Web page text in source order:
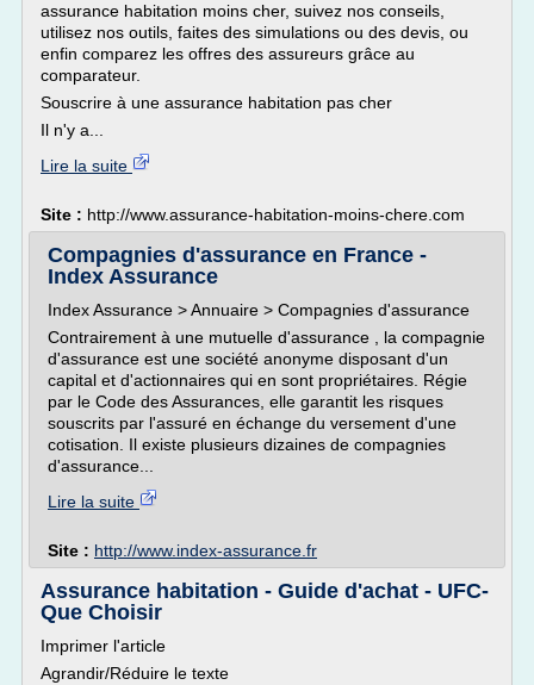
assurance habitation moins cher, suivez nos conseils,
utilisez nos outils, faites des simulations ou des devis, ou
enfin comparez les offres des assureurs grâce au
comparateur.
Souscrire à une assurance habitation pas cher
Il n'y a...
Lire la suite
Site : http://www.assurance-habitation-moins-chere.com
Compagnies d'assurance en France -
Index Assurance
Index Assurance > Annuaire > Compagnies d'assurance
Contrairement à une mutuelle d'assurance , la compagnie
d'assurance est une société anonyme disposant d'un
capital et d'actionnaires qui en sont propriétaires. Régie
par le Code des Assurances, elle garantit les risques
souscrits par l'assuré en échange du versement d'une
cotisation. Il existe plusieurs dizaines de compagnies
d'assurance...
Lire la suite
Site : http://www.index-assurance.fr
Assurance habitation - Guide d'achat - UFC-
Que Choisir
Imprimer l'article
Agrandir/Réduire le texte